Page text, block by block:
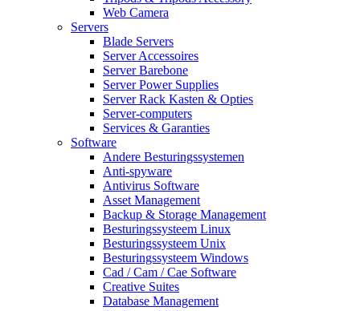
Web Camera
Servers
Blade Servers
Server Accessoires
Server Barebone
Server Power Supplies
Server Rack Kasten & Opties
Server-computers
Services & Garanties
Software
Andere Besturingssystemen
Anti-spyware
Antivirus Software
Asset Management
Backup & Storage Management
Besturingssysteem Linux
Besturingssysteem Unix
Besturingssysteem Windows
Cad / Cam / Cae Software
Creative Suites
Database Management